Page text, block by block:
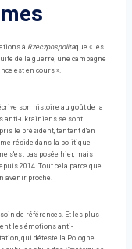
à Rzeczpospolitaque « les
de la guerre, une campagne
est en cours ».
son histoire au goût de la
anti-ukrainiens se sont
le président, tentent d'en
réside dans la politique
s'est pas posée hier, mais
2014. Tout cela parce que
avenir proche.
de références. Et les plus
les émotions anti-
qui déteste la Pologne